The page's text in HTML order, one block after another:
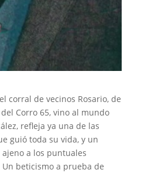
corral de vecinos Rosario, de
Corro 65, vino al mundo
refleja ya una de las
guió toda su vida, y un
a los puntuales
beticismo a prueba de